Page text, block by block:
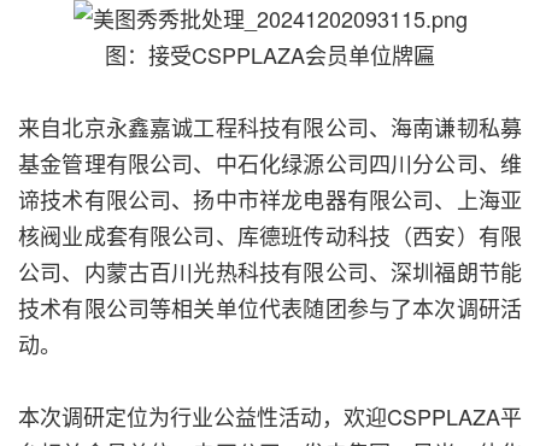
图：接受CSPPLAZA会员单位牌匾
来自北京永鑫嘉诚工程科技有限公司、海南谦韧私募
基金管理有限公司、中石化绿源公司四川分公司、维
谛技术有限公司、扬中市祥龙电器有限公司、上海亚
核阀业成套有限公司、库德班传动科技（西安）有限
公司、内蒙古百川光热科技有限公司、深圳福朗节能
技术有限公司等相关单位代表随团参与了本次调研活
动。
本次调研定位为行业公益性活动，欢迎CSPPLAZA平